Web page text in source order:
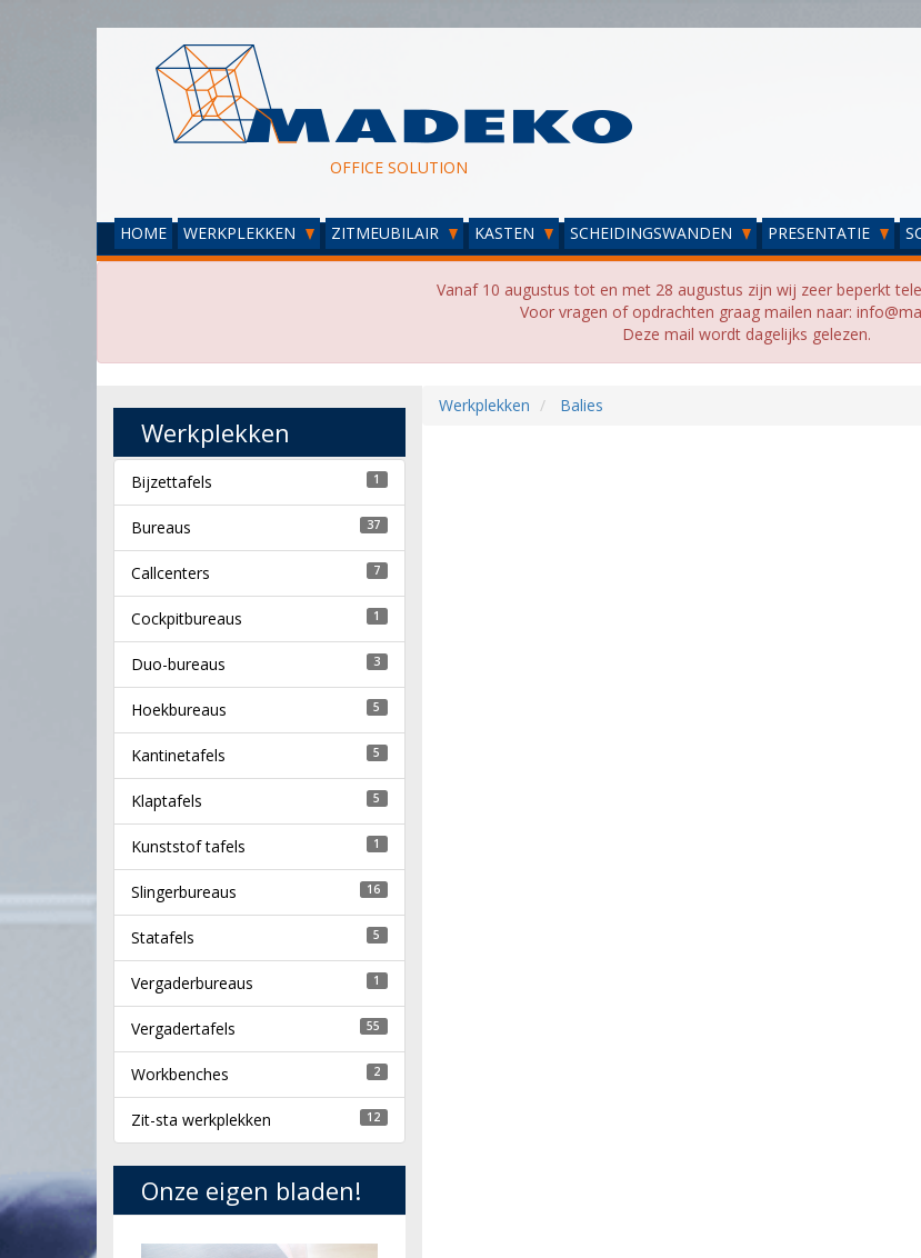
OFFICE SOLUTION
HOME WERKPLEKKEN ZITMEUBILAIR KASTEN SCHEIDINGSWANDEN PRESENTATIE
Vanaf 10 augustus tot en met 28 augustus zijn wij zeer beperkt
Voor vragen of opdrachten graag mailen naar:
Deze mail wordt dagelijks gelezen.
Werkplekken Balies
Werkplekken
Bijzettafels 1
Bureaus 37
Callcenters 7
Cockpitbureaus 1
Duo-bureaus 3
Hoekbureaus 5
Kantinetafels 5
Klaptafels 5
Kunststof tafels 1
Slingerbureaus 16
Statafels 5
Vergaderbureaus 1
Vergadertafels 55
Workbenches 2
Zit-sta werkplekken 12
Onze eigen bladen!